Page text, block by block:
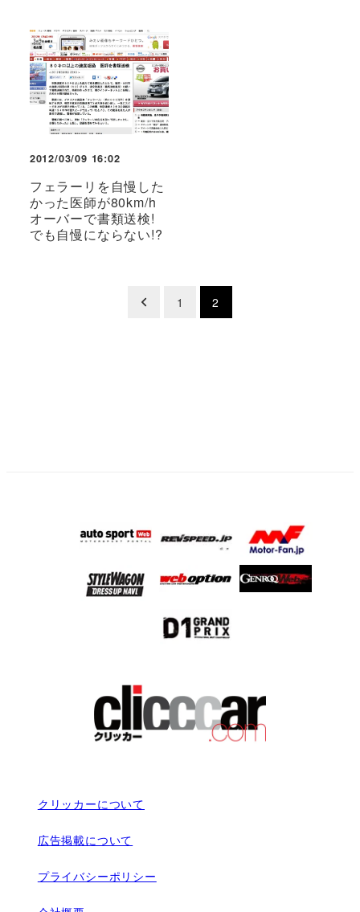
2012/03/09 16:02
フェラーリを自慢した
かった医師が80km/h
オーバーで書類送検!
でも自慢にならない!?
1 2
クリッカーについて
広告掲載について
プライバシーポリシー